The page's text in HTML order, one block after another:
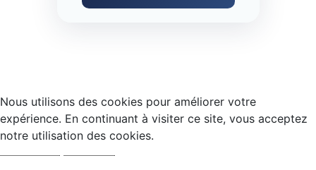
Nous utilisons des cookies pour améliorer votre
expérience. En continuant à visiter ce site, vous acceptez
notre utilisation des cookies.